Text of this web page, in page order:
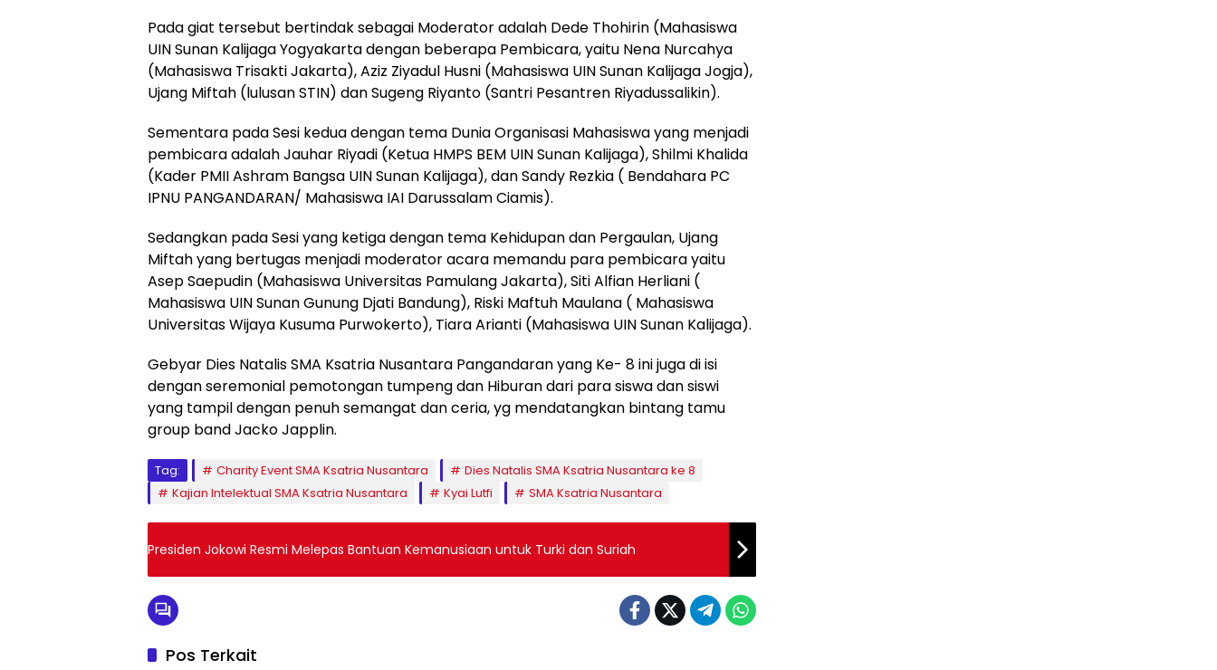
Pada giat tersebut bertindak sebagai Moderator adalah Dede Thohirin (Mahasiswa
UIN Sunan Kalijaga Yogyakarta dengan beberapa Pembicara, yaitu Nena Nurcahya
(Mahasiswa Trisakti Jakarta), Aziz Ziyadul Husni (Mahasiswa UIN Sunan Kalijaga Jogja),
Ujang Miftah (lulusan STIN) dan Sugeng Riyanto (Santri Pesantren Riyadussalikin).
Sementara pada Sesi kedua dengan tema Dunia Organisasi Mahasiswa yang menjadi
pembicara adalah Jauhar Riyadi (Ketua HMPS BEM UIN Sunan Kalijaga), Shilmi Khalida
(Kader PMII Ashram Bangsa UIN Sunan Kalijaga), dan Sandy Rezkia ( Bendahara PC
IPNU PANGANDARAN/ Mahasiswa IAI Darussalam Ciamis).
Sedangkan pada Sesi yang ketiga dengan tema Kehidupan dan Pergaulan, Ujang
Miftah yang bertugas menjadi moderator acara memandu para pembicara yaitu
Asep Saepudin (Mahasiswa Universitas Pamulang Jakarta), Siti Alfian Herliani (
Mahasiswa UIN Sunan Gunung Djati Bandung), Riski Maftuh Maulana ( Mahasiswa
Universitas Wijaya Kusuma Purwokerto), Tiara Arianti (Mahasiswa UIN Sunan Kalijaga).
Gebyar Dies Natalis SMA Ksatria Nusantara Pangandaran yang Ke- 8 ini juga di isi
dengan seremonial pemotongan tumpeng dan Hiburan dari para siswa dan siswi
yang tampil dengan penuh semangat dan ceria, yg mendatangkan bintang tamu
group band Jacko Japplin.
Tag: Charity Event SMA Ksatria Nusantara
Dies Natalis SMA Ksatria Nusantara ke 8
Kajian Intelektual SMA Ksatria Nusantara
Kyai Lutfi SMA Ksatria Nusantara
Presiden Jokowi Resmi Melepas Bantuan Kemanusiaan untuk Turki dan Suriah
Pos Terkait